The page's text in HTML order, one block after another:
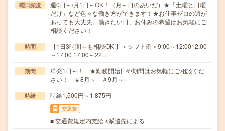
曜日頻度
週0日～/月1日～OK！（月～日のあいだ）★「土曜と日曜
だけ」など色々な働き方ができます！★お仕事ゼロの週が
あっても大丈夫。働きたい日、お休みの希望はお気軽にご
相談ください！
時間
【1日3時間～も相談OK!】＜シフト例＞9:00～12:0012:00
～17:00 17:00～22…
期間
単発1日～！ ★勤務開始日や期間はお気軽にご相談くだ
さい！ ＃8月～ ＃9月～
時給 時給1,500円～1,875円
交通費
■ 交通費規定内支給 ※派遣先による